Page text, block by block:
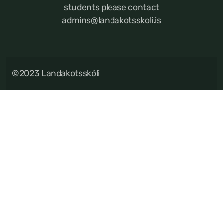
students please contact
admins@landakotsskoli.is
©2023 Landakotsskóli